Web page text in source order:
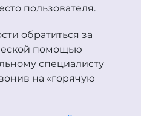
пользователя.
обратиться за
помощью
специалисту
на «горячую